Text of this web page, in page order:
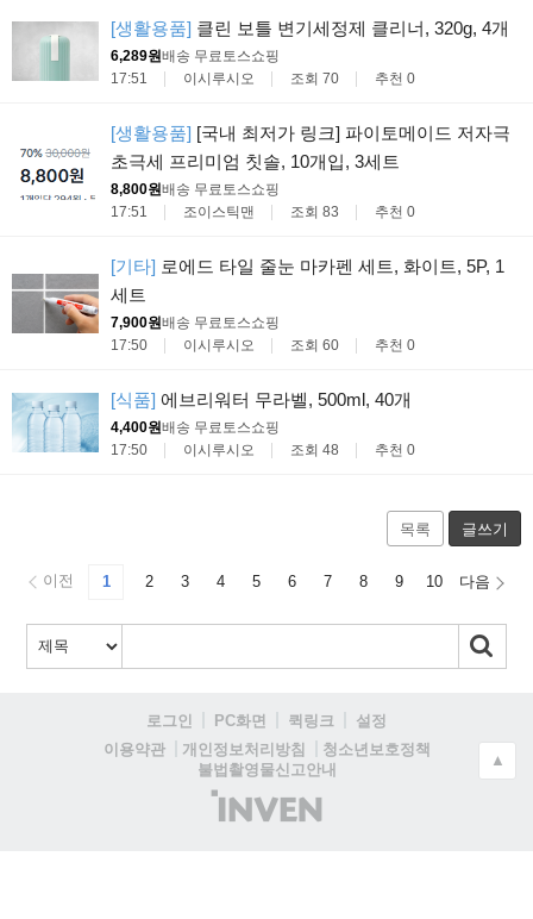
[생활용품] 클린 보틀 변기세정제 클리너, 320g, 4개
6,289원배송 무료토스쇼핑
17:51
이시루시오 조회 70 추천 0
[생활용품] [국내 최저가 링크] 파이토메이드 저자극
초극세 프리미엄 칫솔, 10개입, 3세트
8,800원배송 무료토스쇼핑
17:51
조이스틱맨 조회 83 추천 0
[기타] 로에드 타일 줄눈 마카펜 세트, 화이트, 5P, 1
세트
7,900원배송 무료토스쇼핑
17:50
이시루시오 조회 60 추천 0
[식품] 에브리워터 무라벨, 500ml, 40개
4,400원배송 무료토스쇼핑
17:50
이시루시오 조회 48 추천 0
목록 글쓰기
이전 1 2 3 4 5 6 7 8 9 10 다음
로그인 PC화면 퀵링크
설정
이용약관
개인정보처리방침
청소년보호정책
불법촬영물신고안내
(주)
인
▲